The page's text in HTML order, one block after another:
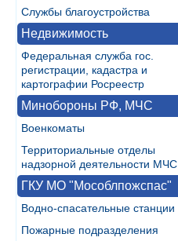
Службы благоустройства
Недвижимость
Федеральная служба гос.
регистрации, кадастра и
картографии Росреестр
Минобороны РФ, МЧС
Военкоматы
Территориальные отделы
надзорной деятельности МЧС
ГКУ МО "Мособлпожспас"
Водно-спасательные станции
Пожарные подразделения